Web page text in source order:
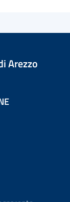
Arezzo